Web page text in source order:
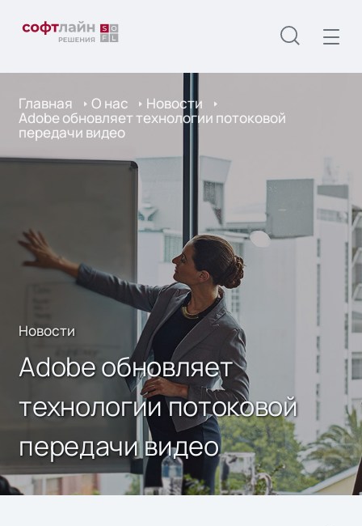
Главная О нас Новости
Adobe обновляет технологии потоковой
передачи видео
Новости
Adobe обновляет
технологии потоковой
передачи видео